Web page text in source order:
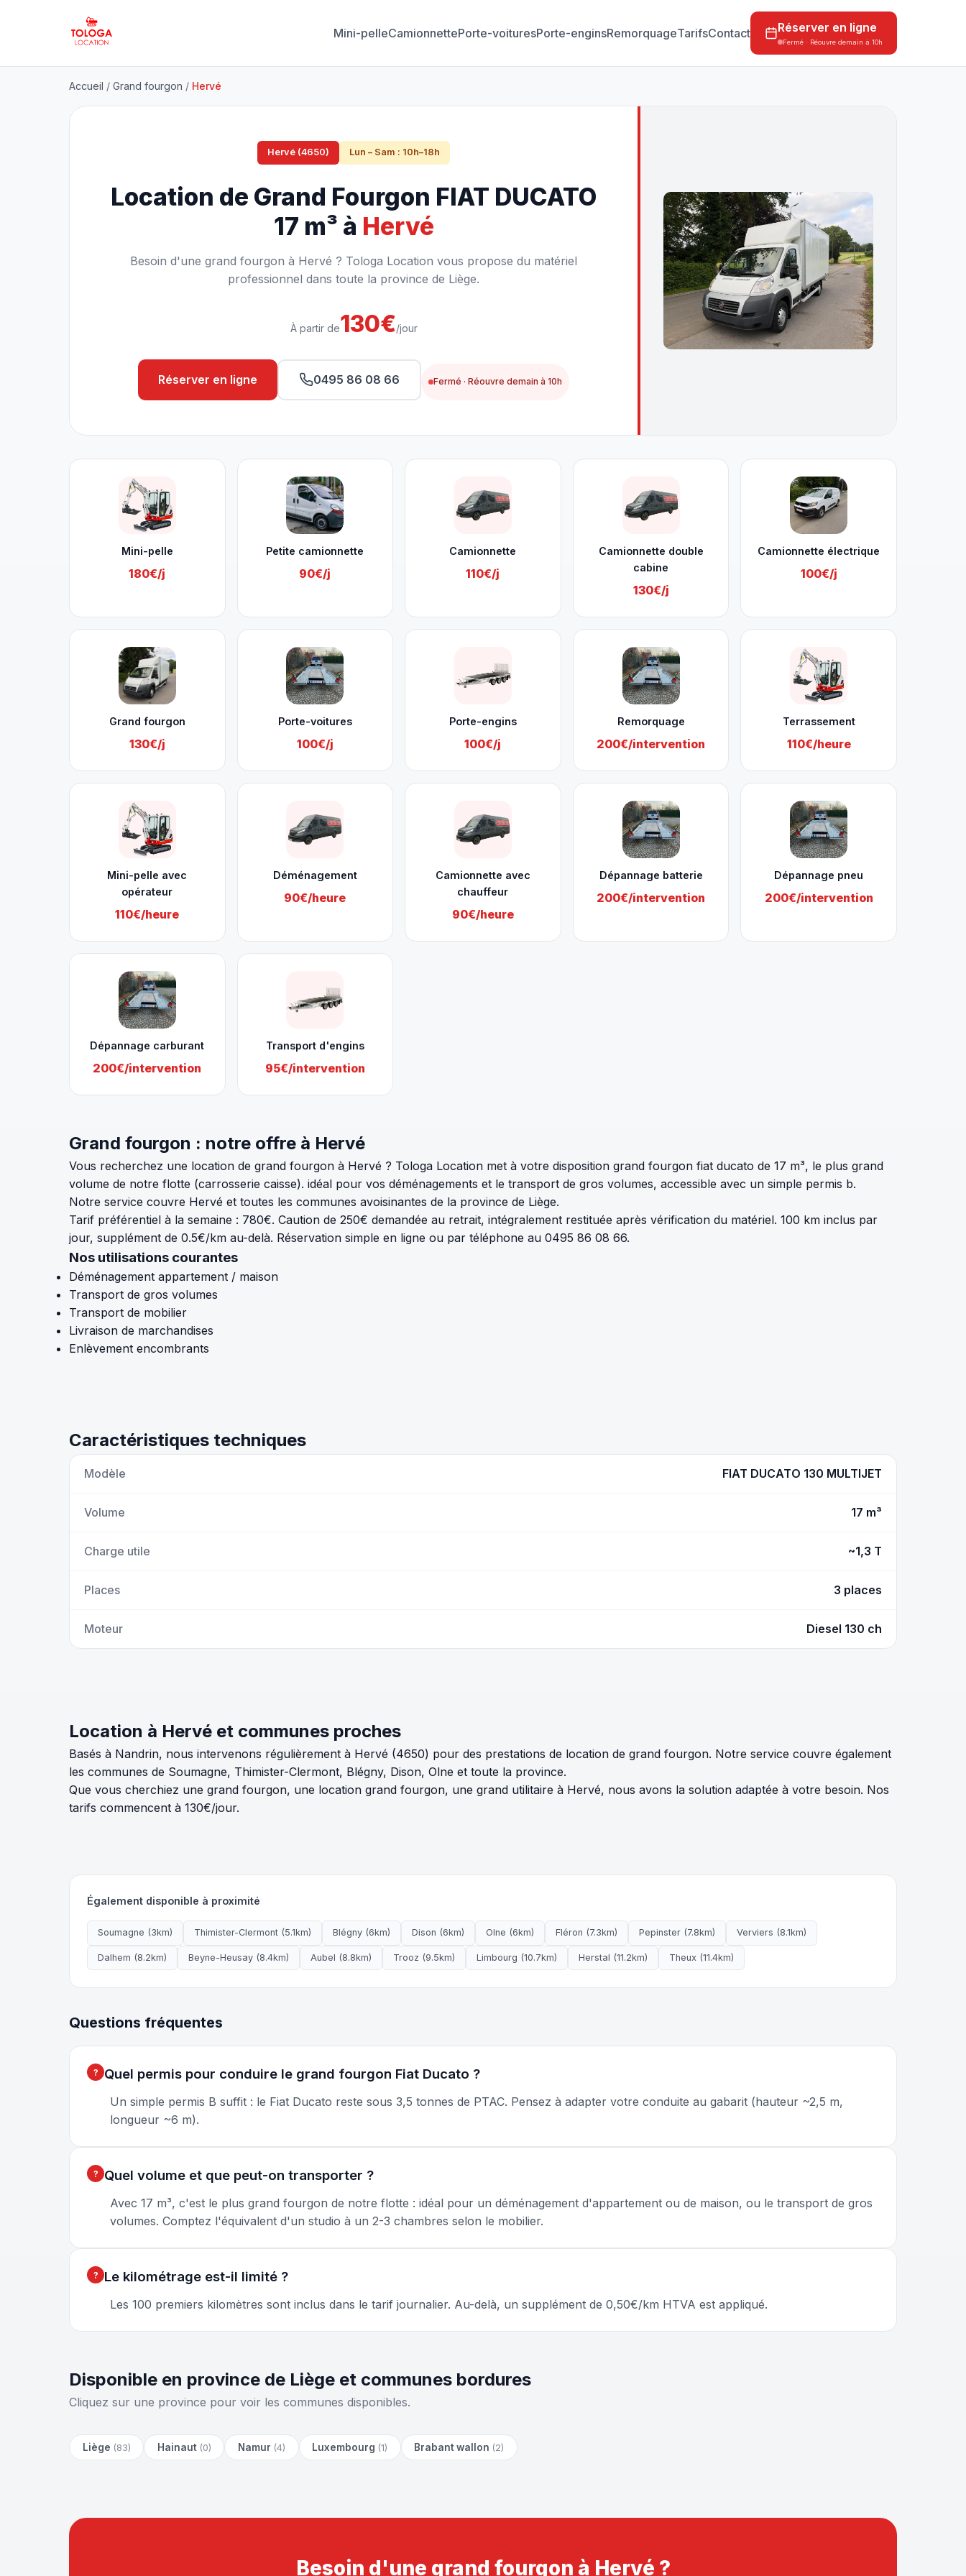
Mini-pelleCamionnettePorte-voituresPorte-enginsRemorquageTarifsContact Réserver en ligne
Fermé · Réouvre demain à 10h
Accueil / Grand fourgon / Hervé
Hervé (4650) Lun – Sam : 10h–18h
Location de Grand Fourgon FIAT DUCATO
17 m³ à Hervé
Besoin d'une grand fourgon à Hervé ? Tologa Location vous propose du matériel
professionnel dans toute la province de Liège.
À partir de130€/jour
Réserver en ligne 0495 86 08 66 Fermé · Réouvre demain à 10h
Mini-pelle
180€/j
Petite camionnette
90€/j
Camionnette
110€/j
Camionnette double
cabine
130€/j
Camionnette électrique
100€/j
Grand fourgon
130€/j
Porte-voitures
100€/j
Porte-engins
100€/j
Remorquage
200€/intervention
Terrassement
110€/heure
Mini-pelle avec
opérateur
110€/heure
Déménagement
90€/heure
Camionnette avec
chauffeur
90€/heure
Dépannage batterie
200€/intervention
Dépannage pneu
200€/intervention
Dépannage carburant
200€/intervention
Transport d'engins
95€/intervention
Grand fourgon : notre offre à Hervé
Vous recherchez une location de grand fourgon à Hervé ? Tologa Location met à votre disposition grand fourgon fiat ducato de 17 m³, le plus grand
volume de notre flotte (carrosserie caisse). idéal pour vos déménagements et le transport de gros volumes, accessible avec un simple permis b.
Notre service couvre Hervé et toutes les communes avoisinantes de la province de Liège.
Tarif préférentiel à la semaine : 780€. Caution de 250€ demandée au retrait, intégralement restituée après vérification du matériel. 100 km inclus par
jour, supplément de 0.5€/km au-delà. Réservation simple en ligne ou par téléphone au 0495 86 08 66.
Nos utilisations courantes
Déménagement appartement / maison
Transport de gros volumes
Transport de mobilier
Livraison de marchandises
Enlèvement encombrants
Caractéristiques techniques
Modèle FIAT DUCATO 130 MULTIJET
Volume 17 m³
Charge utile ~1,3 T
Places 3 places
Moteur Diesel 130 ch
Location à Hervé et communes proches
Basés à Nandrin, nous intervenons régulièrement à Hervé (4650) pour des prestations de location de grand fourgon. Notre service couvre également
les communes de Soumagne, Thimister-Clermont, Blégny, Dison, Olne et toute la province.
Que vous cherchiez une grand fourgon, une location grand fourgon, une grand utilitaire à Hervé, nous avons la solution adaptée à votre besoin. Nos
tarifs commencent à 130€/jour.
Également disponible à proximité
Soumagne (3km) Thimister-Clermont (5.1km) Blégny (6km) Dison (6km) Olne (6km) Fléron (7.3km) Pepinster (7.8km) Verviers (8.1km)
Dalhem (8.2km) Beyne-Heusay (8.4km) Aubel (8.8km) Trooz (9.5km) Limbourg (10.7km) Herstal (11.2km) Theux (11.4km)
Questions fréquentes
Quel permis pour conduire le grand fourgon Fiat Ducato ?
Un simple permis B suffit : le Fiat Ducato reste sous 3,5 tonnes de PTAC. Pensez à adapter votre conduite au gabarit (hauteur ~2,5 m,
longueur ~6 m).
Quel volume et que peut-on transporter ?
Avec 17 m³, c'est le plus grand fourgon de notre flotte : idéal pour un déménagement d'appartement ou de maison, ou le transport de gros
volumes. Comptez l'équivalent d'un studio à un 2-3 chambres selon le mobilier.
Le kilométrage est-il limité ?
Les 100 premiers kilomètres sont inclus dans le tarif journalier. Au-delà, un supplément de 0,50€/km HTVA est appliqué.
Disponible en province de Liège et communes bordures
Cliquez sur une province pour voir les communes disponibles.
Liège (83) Hainaut (0) Namur (4) Luxembourg (1) Brabant wallon (2)
Besoin d'une grand fourgon à Hervé ?